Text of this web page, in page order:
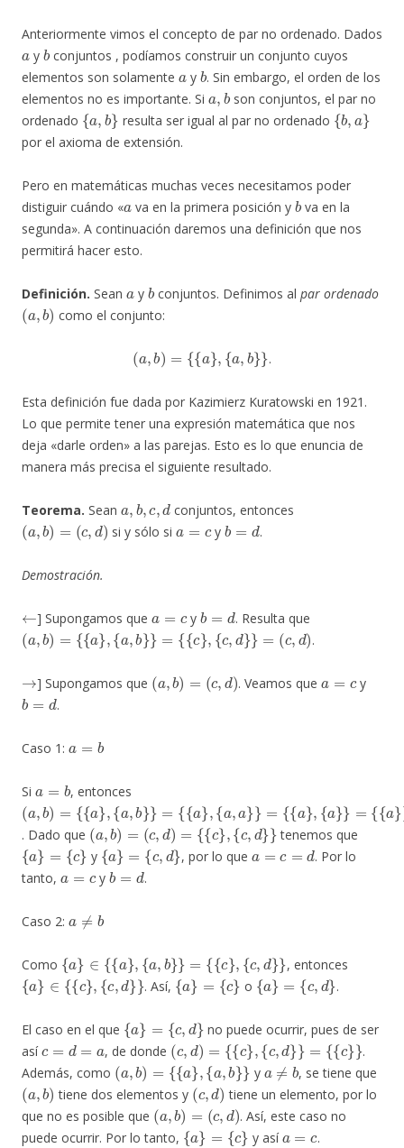
Anteriormente vimos el concepto de par no ordenado. Dados
a
y
b
conjuntos , podíamos construir un conjunto cuyos
elementos son solamente
a
y
b
. Sin embargo, el orden de los
elementos no es importante. Si
a,b
son conjuntos, el par no
ordenado
{a,b}
resulta ser igual al par no ordenado
{b,a}
por el axioma de extensión.
Pero en matemáticas muchas veces necesitamos poder
distiguir cuándo «
a
va en la primera posición y
b
va en la
segunda». A continuación daremos una definición que nos
permitirá hacer esto.
Definición. Sean y
b
conjuntos. Definimos al par ordenado
(a,b)
como el conjunto:
(a b ) a} {a b
.
Esta definición fue dada por Kazimierz Kuratowski en 1921.
Lo que permite tener una expresión matemática que nos
deja «darle orden» a las parejas. Esto es lo que enuncia de
manera más precisa el siguiente resultado.
Teorema. Sean
b
conjuntos, entonces
(a,b)=(c,d )
si y sólo si
a=c
y
b=d
.
Demostración.
] Supongamos que y
b
. Resulta que
(a ,b)={{a},{a,b }}={{c c,d } = c,d)
.
] Supongamos que
(a b) d
. Veamos que y
b = d
.
Caso 1:
Si , entonces
(a ,b)
{{ a},
{a,b} =
{{ a},
{a,a} =
{{ a},
{a}}=
{{ a}}
. Dado que
(a b)=(c,d ={ {c},{c, d}}
tenemos que
{a}={c}
y
{a} c,d}
, por lo que
a= c =d
. Por lo
tanto,
a=c
y
b=
.
Caso 2:
b
Como
{a } {a { ,b }={ { c d }
, entonces
{a}∈ {c} {c d}}
. Así,
{a } {c}
o
{a}={ c,d}
.
El caso en el que
{a } d
no puede ocurrir, pues de ser
así
c=d =a
, de donde
(c,d)={{ c},{c,d}}={{c }}
.
Además, como
(a ,b)={{ a},{a, b }
y
a≠b
, se tiene que
(a,b)
tiene dos elementos y
(c d)
tiene un elemento, por lo
que no es posible que
(a,b)=(c,d)
. Así, este caso no
puede ocurrir. Por lo tanto,
{a } ={c}
y así
a= c
.